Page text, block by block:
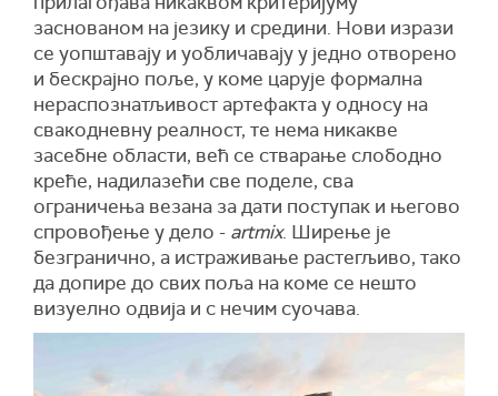
заснованом на језику и средини. Нови изрази
се уопштавају и уобличавају у једно отворено
и бескрајно поље, у коме царује формална
нераспознатљивост артефакта у односу на
свакодневну реалност, те нема никакве
засебне области, већ се стварање слободно
креће, надилазећи све поделе, сва
ограничења везана за дати поступак и његово
спровођење у дело - artmix. Ширење је
безгранично, а истраживање растегљиво, тако
да допире до свих поља на коме се нешто
визуелно одвија и с нечим суочава.